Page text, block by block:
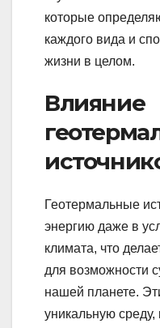
которые
каждого вида и
жизни в целом.
Влияние
Геотермальные
энергию даже в
климата, что
для возможности
нашей планете.
уникальную среду,